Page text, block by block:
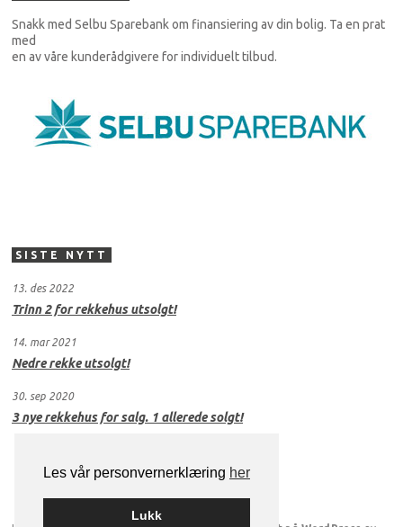
Les vår personvernerklæring her
Lukk
Snakk med Selbu Sparebank om finansiering av din bolig. Ta en prat
med
en av våre kunderådgivere for individuelt tilbud.
SISTE NYTT
13. des 2022
Trinn 2 for rekkehus utsolgt!
14. mar 2021
Nedre rekke utsolgt!
30. sep 2020
3 nye rekkehus for salg. 1 allerede solgt!